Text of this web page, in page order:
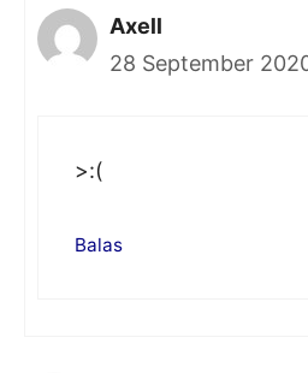
Axell
28 September
>:(
Balas